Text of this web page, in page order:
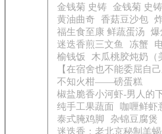
金钱菊 史铸
金钱菊 史铸
黄油曲奇
香菇豆沙包
福生食至康 鲜蔬蛋汤
爆
迷迭香煎三文鱼
冻蟹
榆钱饭
木瓜桃胶炖奶（
【在宿舍也不能委屈自
不知火柑——磅蛋糕
椒盐脆香小河虾-男人的
纯手工果蔬面
咖喱鲜虾
泰式腌鸡脚
杂锦豆腐煲
迷迭香：老北京秘制羊